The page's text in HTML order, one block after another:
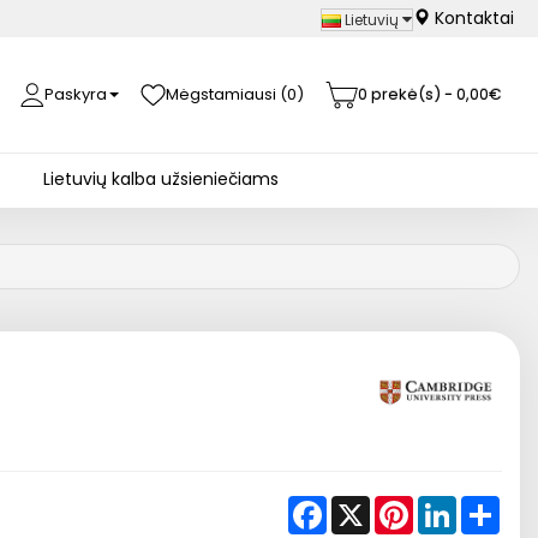
Lietuvių Kontaktai
Paskyra Mėgstamiausi (0) 0 prekė(s) - 0,00€
Lietuvių kalba užsieniečiams
Facebook
X PinterestLinkedIn